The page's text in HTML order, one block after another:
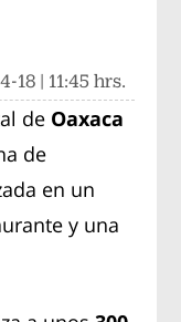
18 | 11:45 hrs.
de Oaxaca
de
en un
y una